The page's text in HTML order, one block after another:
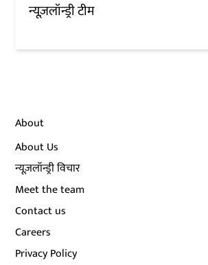
न्यूज़लॉन्ड्री टीम
About
About Us
न्यूज़लॉन्ड्री विचार
Meet the team
Contact us
Careers
Privacy Policy